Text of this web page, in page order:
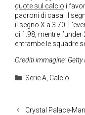
quote sul calcio i
padroni di casa: il
il segno X a 3.70.
di 1.98, mentre
entrambe le squadre
Crediti immagine: Getty
Categorie
Serie A, Calcio
Crystal Palace-